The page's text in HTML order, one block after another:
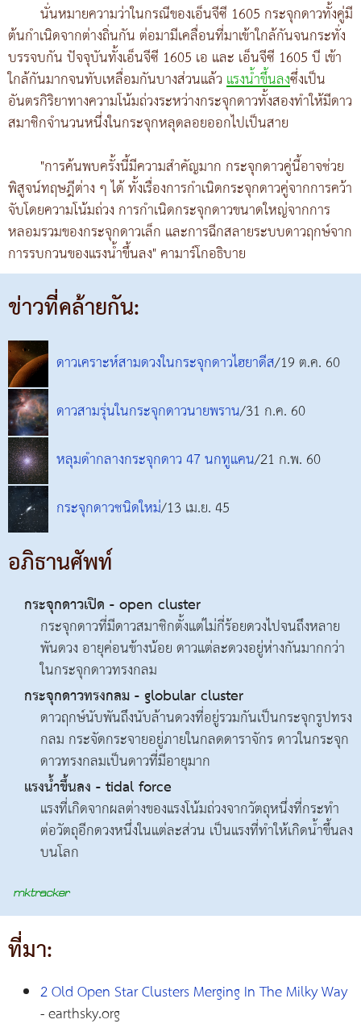
นั่นหมายความว่าในกรณีของเอ็นจีซี 1605 กระจุกดาวทั้งคู่มี
ต้นกำเนิดจากต่างถิ่นกัน ต่อมามีเคลื่อนที่มาเข้าใกล้กันจนกระทั่ง
บรรจบกัน ปัจจุบันทั้งเอ็นจีซี 1605 เอ และ เอ็นจีซี 1605 บี เข้า
ใกล้กันมากจนทับเหลื่อมกันบางส่วนแล้วแรงน้ำขึ้นลงซึ่งเป็น
อันตรกิริยาทางความโน้มถ่วงระหว่างกระจุกดาวทั้งสองทำให้มีดาว
สมาชิกจำนวนหนึ่งในกระจุกหลุดลอยออกไปเป็นสาย
"การค้นพบครั้งนี้มีความสำคัญมาก กระจุกดาวคู่นี้อาจช่วย
พิสูจน์ทฤษฎีต่าง ๆ ได้ ทั้งเรื่องการกำเนิดกระจุกดาวคู่จากการคว้า
จับโดยความโน้มถ่วง การกำเนิดกระจุกดาวขนาดใหญ่จากการ
หลอมรวมของกระจุกดาวเล็ก และการฉีกสลายระบบดาวฤกษ์จาก
การรบกวนของแรงน้ำขึ้นลง" คามาร์โกอธิบาย
ข่าวที่คล้ายกัน:
ดาวเคราะห์สามดวงในกระจุกดาวไฮยาดีส/19 ต.ค. 60
ดาวสามรุ่นในกระจุกดาวนายพราน/31 ก.ค. 60
หลุมดำกลางกระจุกดาว 47 นกทูแคน/21 ก.พ. 60
กระจุกดาวชนิดใหม่/13 เม.ย. 45
อภิธานศัพท์
กระจุกดาวเปิด - open cluster
กระจุกดาวที่มีดาวสมาชิกตั้งแต่ไม่กี่ร้อยดวงไปจนถึงหลาย
พันดวง อายุค่อนข้างน้อย ดาวแต่ละดวงอยู่ห่างกันมากกว่า
ในกระจุกดาวทรงกลม
กระจุกดาวทรงกลม - globular cluster
ดาวฤกษ์นับพันถึงนับล้านดวงที่อยู่รวมกันเป็นกระจุกรูปทรง
กลม กระจัดกระจายอยู่ภายในกลดดาราจักร ดาวในกระจุก
ดาวทรงกลมเป็นดาวที่มีอายุมาก
แรงน้ำขึ้นลง - tidal force
แรงที่เกิดจากผลต่างของแรงโน้มถ่วงจากวัตถุหนึ่งที่กระทำ
ต่อวัตถุอีกดวงหนึ่งในแต่ละส่วน เป็นแรงที่ทำให้เกิดน้ำขึ้นลง
บนโลก
ที่มา:
2 Old Open Star Clusters Merging In The Milky Way
- earthsky.org